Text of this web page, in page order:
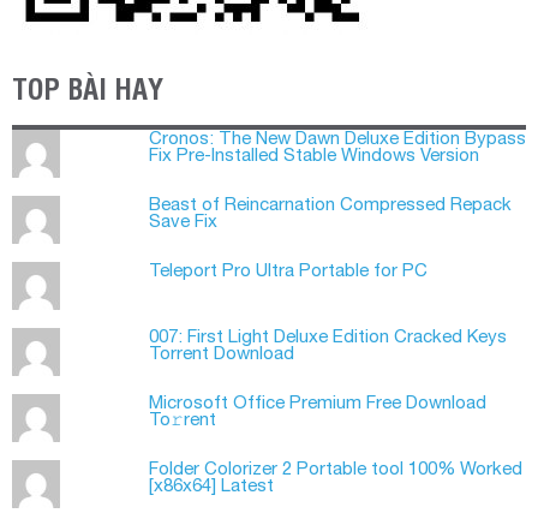
TOP BÀI HAY
Cronos: The New Dawn Deluxe Edition Bypass
Fix Pre-Installed Stable Windows Version
Beast of Reincarnation Compressed Repack
Save Fix
Teleport Pro Ultra Portable for PC
007: First Light Deluxe Edition Cracked Keys
Torrent Download
Microsoft Office Premium Frее Download
To𝚛rent
Folder Colorizer 2 Portable tool 100% Worked
[x86x64] Latest